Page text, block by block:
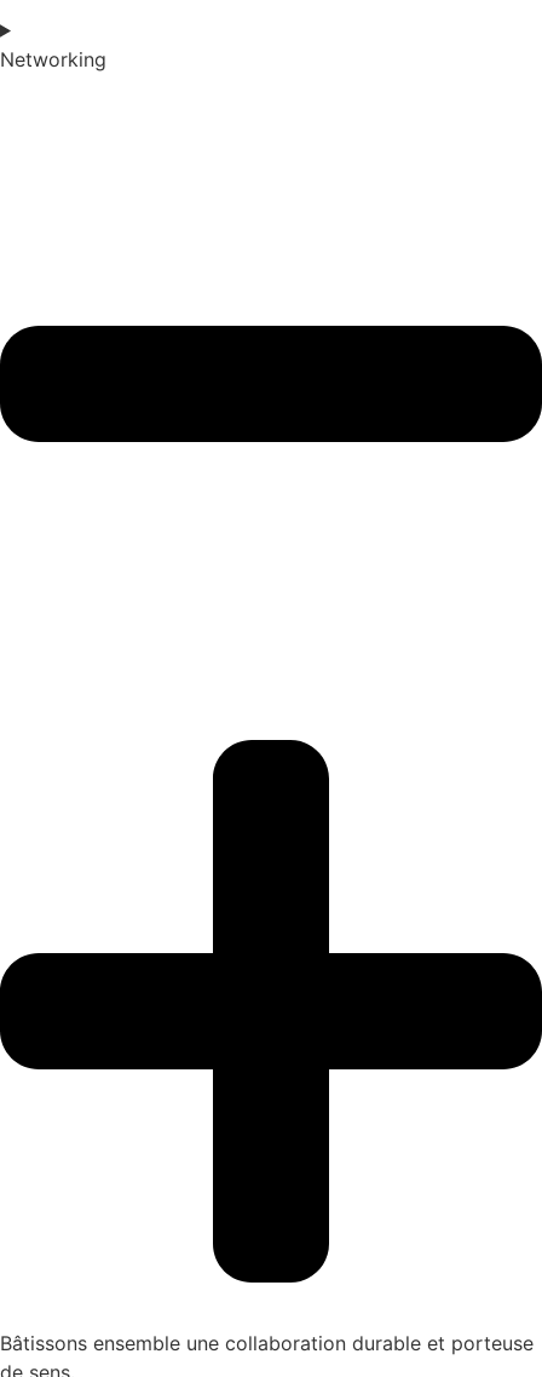
Networking
Bâtissons ensemble une collaboration durable et porteuse
de sens.